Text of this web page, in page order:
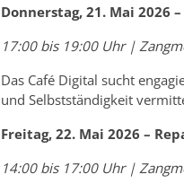
Donnerstag, 21. Mai 2026
17:00 bis 19:00 Uhr |
Das Café Digital sucht
und Selbstständigkeit
Freitag, 22. Mai 2026 –
14:00 bis 17:00 Uhr |